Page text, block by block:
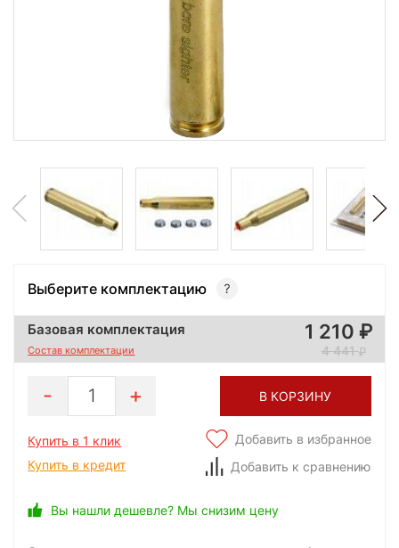
Выберите комплектацию
Базовая комплектация
Состав комплектации
1 210
4 441
1 В КОРЗИНУ
Купить в 1 клик
Купить в кредит
Добавить в избранное
Добавить к сравнению
Вы нашли дешевле? Мы снизим цену